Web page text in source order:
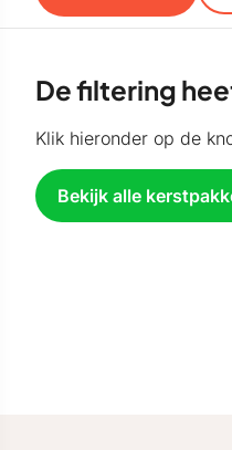
De filtering
Klik hieronder op de
Bekijk alle